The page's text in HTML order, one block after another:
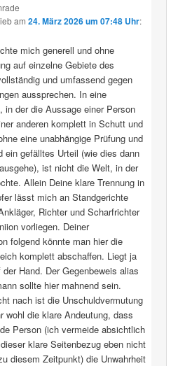
am24. März 2026 um 07:48 Uhr:
mich generell und ohne
auf einzelne Gebiete des
und umfassend gegen
aussprechen. In eine
in der die Aussage einer Person
anderen komplett in Schutt und
eine unabhängige Prüfung und
ein gefälltes Urteil (wie dies dann
ist nicht die Welt, in der
Allein Deine klare Trennung in
lässt mich an Standgerichte
Richter und Scharfrichter
vorliegen. Deiner
folgend könnte man hier die
komplett abschaffen. Liegt ja
Hand. Der Gegenbeweis alias
sollte hier mahnend sein.
nach ist die Unschuldvermutung
wohl die klare Andeutung, dass
Person (ich vermeide absichtlich
dieser klare Seitenbezug eben nicht
diesem Zeitpunkt) die Unwahrheit